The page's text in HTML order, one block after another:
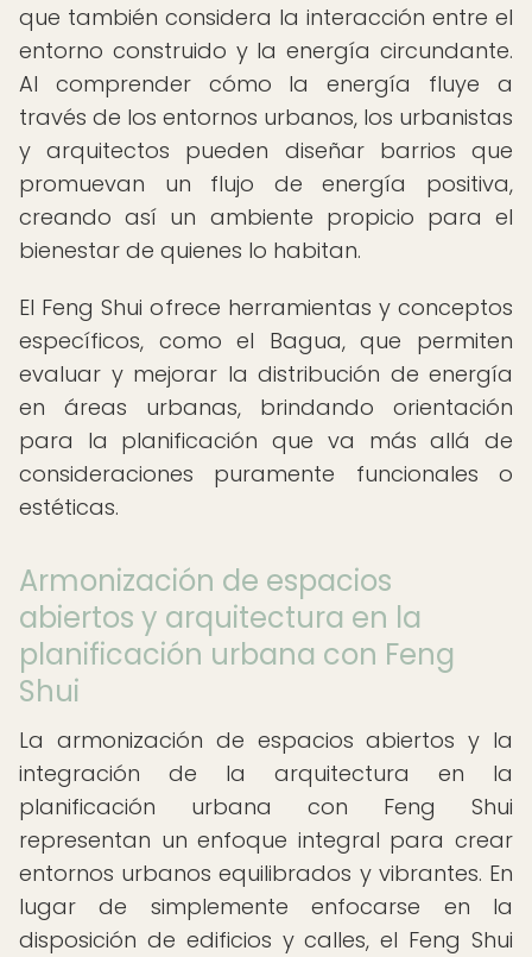
que también considera la interacción entre el
entorno construido y la energía circundante.
Al comprender cómo la energía fluye a
través de los entornos urbanos, los urbanistas
y arquitectos pueden diseñar barrios que
promuevan un flujo de energía positiva,
creando así un ambiente propicio para el
bienestar de quienes lo habitan.
El Feng Shui ofrece herramientas y conceptos
específicos, como el Bagua, que permiten
evaluar y mejorar la distribución de energía
en áreas urbanas, brindando orientación
para la planificación que va más allá de
consideraciones puramente funcionales o
estéticas.
Armonización de espacios
abiertos y arquitectura en la
planificación urbana con Feng
Shui
La armonización de espacios abiertos y la
integración de la arquitectura en la
planificación urbana con Feng Shui
representan un enfoque integral para crear
entornos urbanos equilibrados y vibrantes. En
lugar de simplemente enfocarse en la
disposición de edificios y calles, el Feng Shui